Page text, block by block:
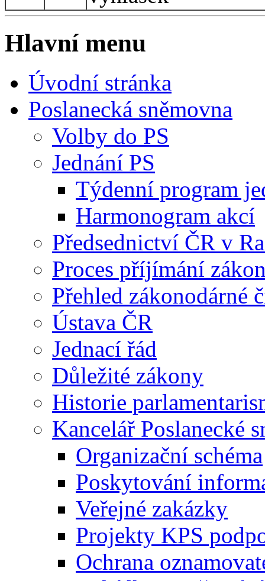
Hlavní menu
Úvodní stránka
Poslanecká sněmovna
Volby do PS
Jednání PS
Týdenní program
Harmonogram akcí
Předsednictví ČR v
Proces příjímání
Přehled zákonodárné
Ústava ČR
Jednací řád
Důležité zákony
Historie
Kancelář Poslanecké
Organizační schéma
Poskytování
Veřejné zakázky
Projekty KPS
Ochrana